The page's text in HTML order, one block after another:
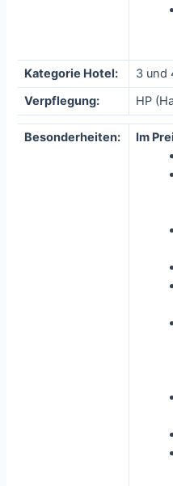
Kategorie Hotel:
3 und
Verpflegung:
HP
Besonderheiten:
Im